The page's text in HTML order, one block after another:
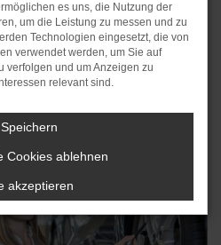
die Erfahrung vonmehr als
und arbeiten
mithöchster Präzision.
es uns, die Nutzung der
um die Leistung zu messen und zu
Technologien eingesetzt, die von
verwendet werden, um Sie auf
verfolgen und um Anzeigen zu
relevant sind.
Speichern
Cookies ablehnen
akzeptieren